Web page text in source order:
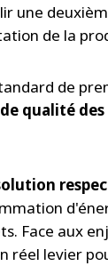
une
de la
de
qualité
Face aux
réel levier